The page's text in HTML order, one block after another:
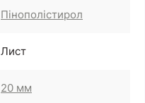
Пінополістирол
Лист
20 мм